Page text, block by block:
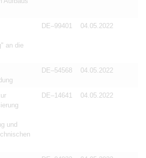
an die
DE–99401 04.05.2022
DE–54568 04.05.2022
und
DE–14641 04.05.2022